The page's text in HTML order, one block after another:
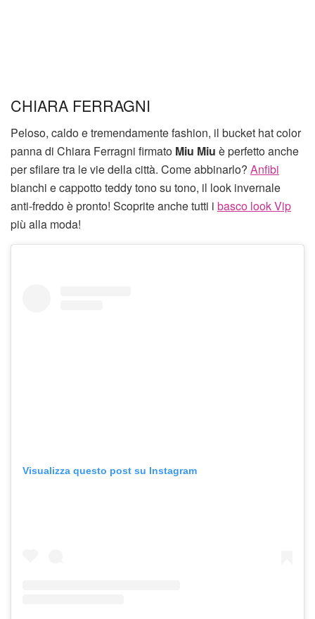
CHIARA FERRAGNI
Peloso, caldo e tremendamente fashion, il bucket hat color
panna di Chiara Ferragni firmato Miu Miu è perfetto anche
per sfilare tra le vie della città. Come abbinarlo? Anfibi
bianchi e cappotto teddy tono su tono, il look invernale
anti-freddo è pronto! Scoprite anche tutti i basco look Vip
più alla moda!
Visualizza questo post su Instagram